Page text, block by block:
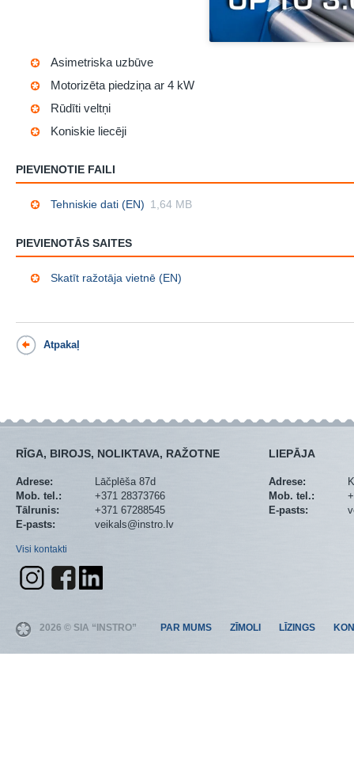
Asimetriska uzbūve
Motorizēta piedziņa ar 4 kW
Rūdīti veltņi
Koniskie liecēji
PIEVIENOTIE FAILI
Tehniskie dati (EN) 1,64 MB
PIEVIENOTĀS SAITES
Skatīt ražotāja vietnē (EN)
Atpakaļ
RĪGA, BIROJS, NOLIKTAVA, RAŽOTNE
Adrese:
Lāčplēša 87d
Mob. tel.:
+371 28373766
Tālrunis:
+371 67288545
E-pasts:
veikals@instro.lv
Visi kontakti
LIEPĀJA
Adrese:
Mob. tel.:
E-pasts:
2026 © SIA “INSTRO” PAR MUMS ZĪMOLI LĪZINGS